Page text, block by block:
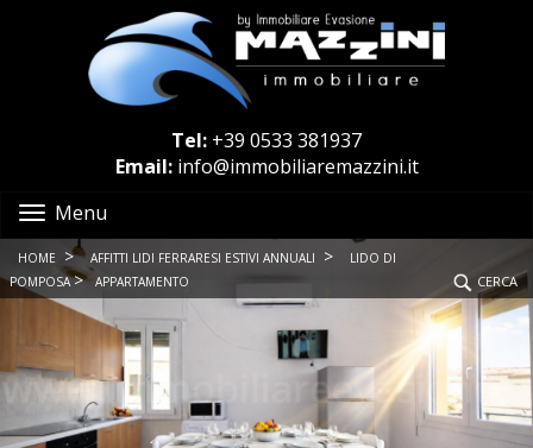
Tel: +39 0533 381937
Email: info@immobiliaremazzini.it
Menu
HOME > AFFITTI LIDI FERRARESI ESTIVI ANNUALI >
LIDO DI
POMPOSA > APPARTAMENTO CERCA